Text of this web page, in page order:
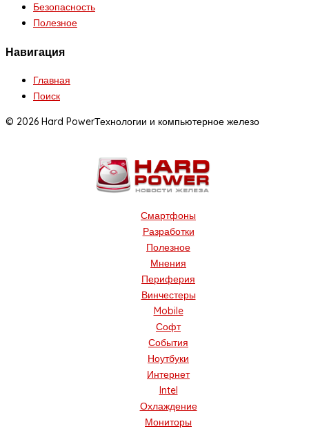
Безопасность
Полезное
Навигация
Главная
Поиск
© 2026 Hard PowerТехнологии и компьютерное железо
Смартфоны
Разработки
Полезное
Мнения
Периферия
Винчестеры
Mobile
Софт
События
Ноутбуки
Интернет
Intel
Охлаждение
Мониторы